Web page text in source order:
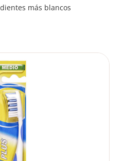
más blancos